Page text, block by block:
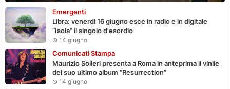
Emergenti
Libra: venerdì 16 giugno esce in radio e in digitale
“Isola” il singolo d'esordio
14 giugno
Comunicati Stampa
Maurizio Solieri presenta a Roma in anteprima il vinile
del suo ultimo album “Resurrection”
14 giugno